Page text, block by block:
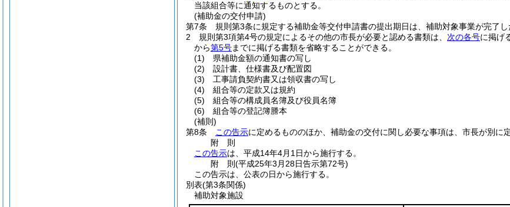
当該組合等に通知するものとする。
(補助金の交付申請)
第7条
規則第3条に規定する補助金等交付申請書の提出期日は、補助対象事業が完了し
2
規則第3項第4号の規定によるその他の市長が必要と認める書類は、 次の各号に掲げ
から第5号までに掲げる書類を省略することができる。
(1)
県補助金額の通知書の写し
(2)
設計書、仕様書及び配置図
(3)
工事請負契約書又は領収書の写し
(4)
組合等の定款又は規約
(5)
組合等の構成員名簿及び役員名簿
(6)
組合等の登記簿謄本
(補則)
第8条
この告示に定めるもののほか、補助金の交付に関し必要な事項は、市長が別に定
附 則
この告示は、平成14年4月1日から施行する。
附 則(平成25年3月28日告示第72号)
この告示は、公表の日から施行する。
別表(第3条関係)
補助対象施設